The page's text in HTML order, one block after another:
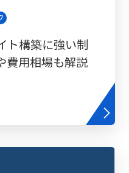
ト構築に強い制
費用相場も解説